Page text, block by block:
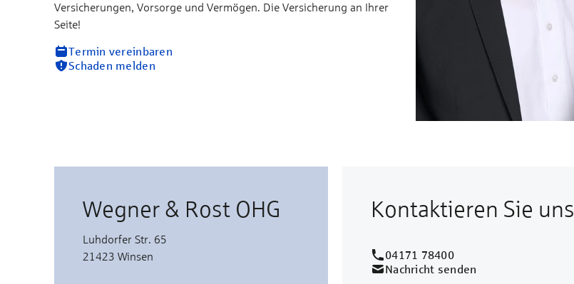
Versicherungen, Vorsorge und Vermögen. Die Versicherung an Ihrer
Seite!
Termin vereinbaren
Schaden melden
Wegner & Rost OHG
Luhdorfer Str. 65
21423 Winsen
Kontaktieren Sie uns
04171 78400
Nachricht senden